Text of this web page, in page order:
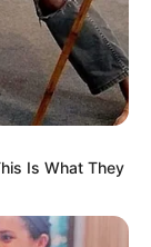
Is What They